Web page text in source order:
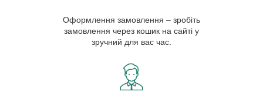
Оформлення замовлення – зробіть
замовлення через кошик на сайті у
зручний для вас час.